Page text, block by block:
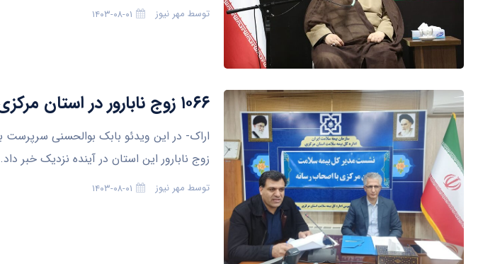
توسط مهر نیوز ۱۴۰۳-۰۸-۰۱
۱۰۶۶ زوج نابارور در استان مرکزی نشان دار شدند
زوج نابارور این استان در آینده نزدیک خبر داد.
توسط مهر نیوز ۱۴۰۳-۰۸-۰۱